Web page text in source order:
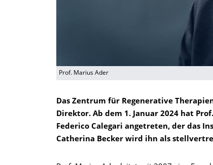
Prof. Marius Ader
Das Zentrum für Regenerative
Direktor. Ab dem 1. Januar 2024 hat
Federico Calegari angetreten, der das
Catherina Becker wird ihn als